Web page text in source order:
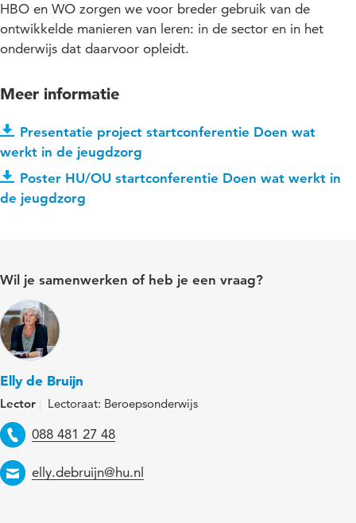
HBO en WO zorgen we voor breder gebruik van de
ontwikkelde manieren van leren: in de sector en in het
onderwijs dat daarvoor opleidt.
Meer informatie
Presentatie project startconferentie Doen wat
werkt in de jeugdzorg
Poster HU/OU startconferentie Doen wat werkt in
de jeugdzorg
Wil je samenwerken of heb je een vraag?
Elly de Bruijn
Lector Lectoraat: Beroepsonderwijs
Telefoon
088 481 27 48
Email
elly.debruijn@hu.nl